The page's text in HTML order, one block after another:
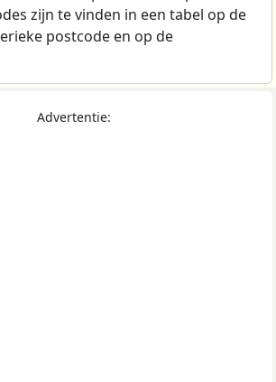
zijn te vinden in een tabel op de
postcode en op de
Advertentie: